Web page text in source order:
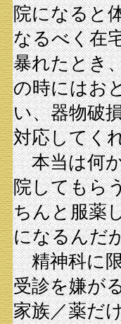
院になると
なるべく在
暴れたとき
の時にはお
い、器物破
対応してく
本当は何か
院してもら
ちんと服薬
になるんだ
精神科に限
受診を嫌が
家族／薬だ